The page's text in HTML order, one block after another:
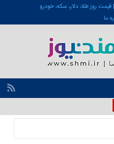
روز طلا، دلار، سکه، خودرو
ما